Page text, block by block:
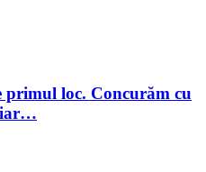
primul loc. Concurăm cu
iar…